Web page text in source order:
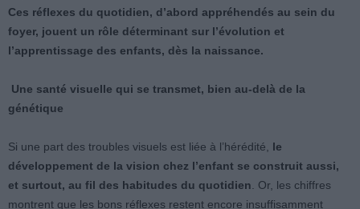
Ces réflexes du quotidien, d’abord appréhendés au sein du
foyer, jouent un rôle déterminant sur l’évolution et
l’apprentissage des enfants, dès la naissance.
Une santé visuelle qui se transmet, bien au-delà de la
génétique
Si une part des troubles visuels est liée à l’hérédité, le
développement de la vision chez l’enfant se construit aussi,
et surtout, au fil des habitudes du quotidien . Or, les chiffres
montrent que les bons réflexes restent encore insuffisamment